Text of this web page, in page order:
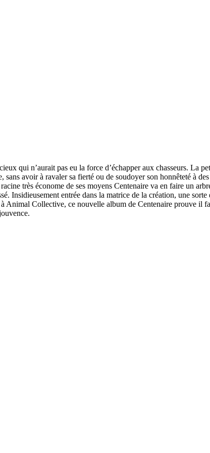
qui n’aurait pas eu la force d’échapper aux chasseurs. La
avoir à ravaler sa fierté ou de soudoyer son honnêteté à
très économe de ses moyens Centenaire va en faire un
Insidieusement entrée dans la matrice de la création, une
Animal Collective, ce nouvelle album de Centenaire prouve il